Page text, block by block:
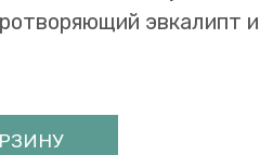
эвкалипт